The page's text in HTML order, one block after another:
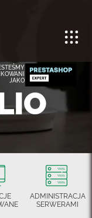
JAKO
ADMINISTRACJA
SERWERAMI